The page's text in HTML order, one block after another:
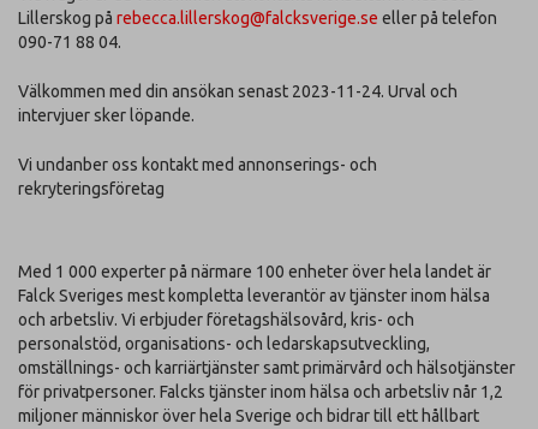
Lillerskog på rebecca.lillerskog@falcksverige.se eller på telefon
090-71 88 04.
Välkommen med din ansökan senast 2023-11-24. Urval och
intervjuer sker löpande.
Vi undanber oss kontakt med annonserings- och
rekryteringsföretag
Med 1 000 experter på närmare 100 enheter över hela landet är
Falck Sveriges mest kompletta leverantör av tjänster inom hälsa
och arbetsliv. Vi erbjuder företagshälsovård, kris- och
personalstöd, organisations- och ledarskapsutveckling,
omställnings- och karriärtjänster samt primärvård och hälsotjänster
för privatpersoner. Falcks tjänster inom hälsa och arbetsliv når 1,2
miljoner människor över hela Sverige och bidrar till ett hållbart